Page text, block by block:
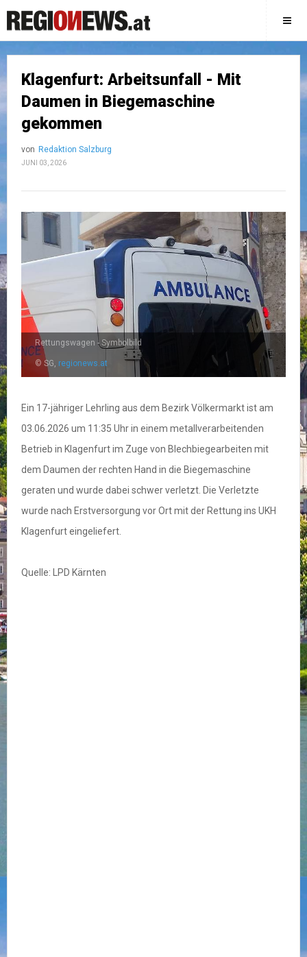
Klagenfurt: Arbeitsunfall - Mit
Daumen in Biegemaschine
gekommen
von Redaktion Salzburg
JUNI 03, 2026
Rettungswagen - Symbolbild
© SG, regionews.at
Ein 17-jähriger Lehrling aus dem Bezirk Völkermarkt ist am
03.06.2026 um 11:35 Uhr in einem metallverarbeitenden
Betrieb in Klagenfurt im Zuge von Blechbiegearbeiten mit
dem Daumen der rechten Hand in die Biegemaschine
geraten und wurde dabei schwer verletzt. Die Verletzte
wurde nach Erstversorgung vor Ort mit der Rettung ins UKH
Klagenfurt eingeliefert.
Quelle: LPD Kärnten